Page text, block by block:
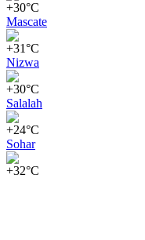
+30°C
Mascate
+31°C
Nizwa
+30°C
Salalah
+24°C
Sohar
+32°C